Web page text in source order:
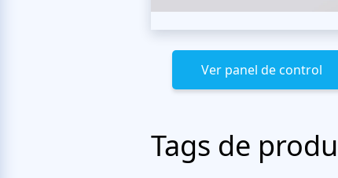
Ver panel de control
Tags de